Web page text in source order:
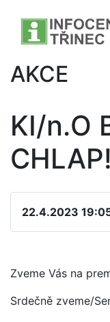
AKCE
KI/n.O
CHLAP!
22.4.2023
Zveme Vás na
Srdečně zveme/